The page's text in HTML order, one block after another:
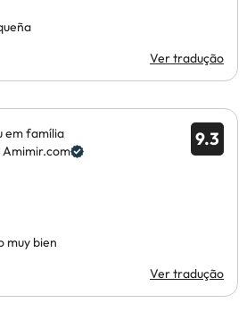
Ver tradução
9.3
em família
Amimir.com
muy bien
Ver tradução